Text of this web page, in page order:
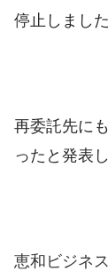
停止しました
再委託先に
ったと発表
恵和ビジネ